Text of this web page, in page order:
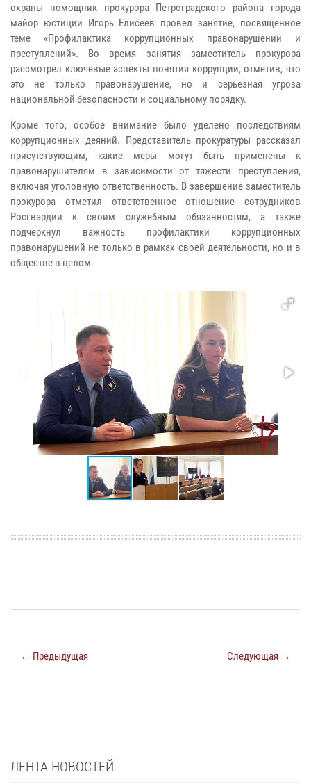
охраны помощник прокурора Петроградского района города
майор юстиции Игорь Елисеев провел занятие, посвященное
теме «Профилактика коррупционных правонарушений и
преступлений». Во время занятия заместитель прокурора
рассмотрел ключевые аспекты понятия коррупции, отметив, что
это не только правонарушение, но и серьезная угроза
национальной безопасности и социальному порядку.
Кроме того, особое внимание было уделено последствиям
коррупционных деяний. Представитель прокуратуры рассказал
присутствующим, какие меры могут быть применены к
правонарушителям в зависимости от тяжести преступления,
включая уголовную ответственность. В завершение заместитель
прокурора отметил ответственное отношение сотрудников
Росгвардии к своим служебным обязанностям, а также
подчеркнул важность профилактики коррупционных
правонарушений не только в рамках своей деятельности, но и в
обществе в целом.​​​​​​​
← Предыдущая Следующая →
ЛЕНТА НОВОСТЕЙ